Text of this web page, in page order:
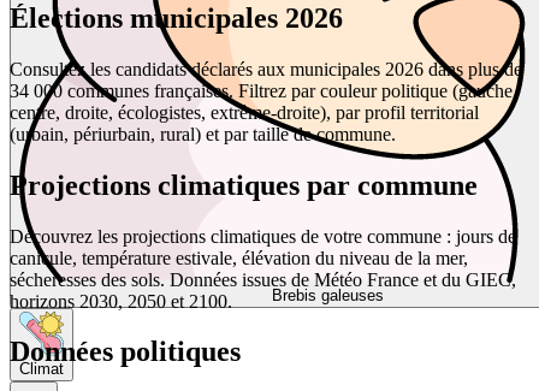
Brebis galeuses
Climat
Élections municipales 2026
Consultez les candidats déclarés aux municipales 2026 dans plus de
34 000 communes françaises. Filtrez par couleur politique (gauche,
centre, droite, écologistes, extrême-droite), par profil territorial
(urbain, périurbain, rural) et par taille de commune.
Projections climatiques par commune
Découvrez les projections climatiques de votre commune : jours de
canicule, température estivale, élévation du niveau de la mer,
sécheresses des sols. Données issues de Météo France et du GIEC,
horizons 2030, 2050 et 2100.
Données politiques